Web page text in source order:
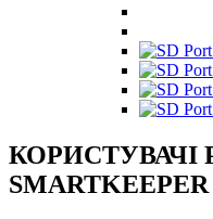
КОРИСТУВАЧІ
SMARTKEEPER